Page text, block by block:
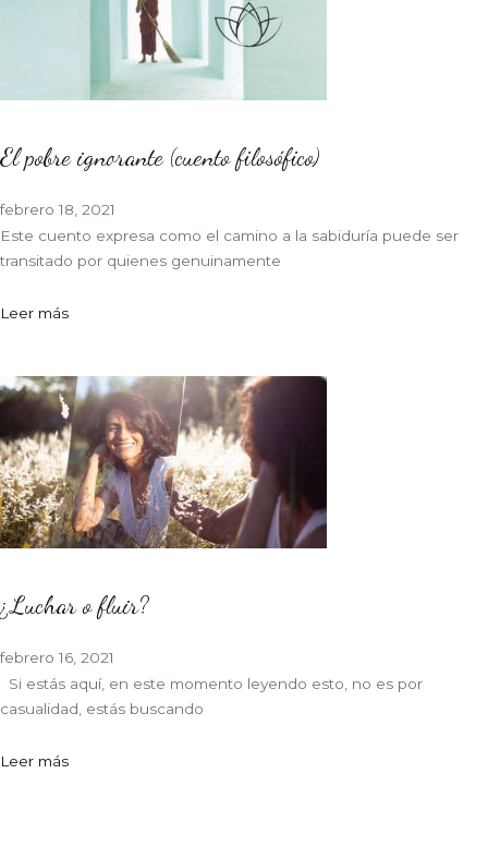
El pobre ignorante (cuento filosófico)
febrero 18, 2021
Este cuento expresa como el camino a la sabiduría puede ser
transitado por quienes genuinamente
Leer más
¿Luchar o fluir?
febrero 16, 2021
Si estás aquí, en este momento leyendo esto, no es por
casualidad, estás buscando
Leer más